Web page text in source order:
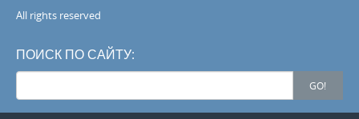
All rights reserved
ПОИСК ПО САЙТУ:
Search
for:
GO!